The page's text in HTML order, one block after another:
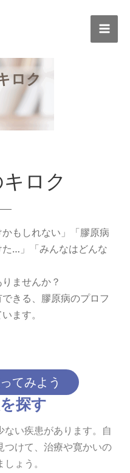
ロク
ロク
もしれない」「膠原病
…」「みんなはどんな
ませんか？
きる、膠原病のプロフ
ます。
てみよう
探す
ない疾患があります。自
つけて、治療や寛かいの
ょう。